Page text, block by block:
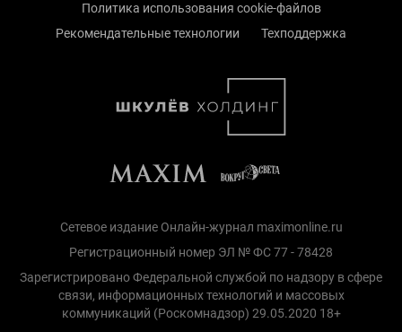
Политика использования cookie-файлов
Рекомендательные технологии
Техподдержка
Сетевое издание Онлайн-журнал maximonline.ru
Регистрационный номер ЭЛ № ФС 77 - 78428
Зарегистрировано Федеральной службой по надзору в сфере
связи, информационных технологий и массовых
коммуникаций (Роскомнадзор) 29.05.2020 18+